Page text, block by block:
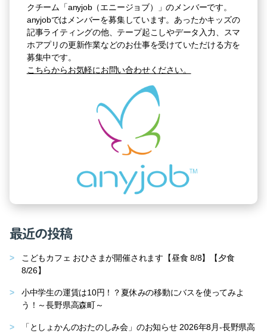
クチーム「anyjob（エニージョブ）」のメンバーです。
anyjobではメンバーを募集しています。あったかキッズの
記事ライティングの他、テープ起こしやデータ入力、スマ
ホアプリの更新作業などのお仕事を受けていただける方を
募集中です。
こちらからお気軽にお問い合わせください。
最近の投稿
こどもカフェ おひさまが開催されます【昼食 8/8】【夕食
8/26】
小中学生の運賃は10円！？夏休みの移動にバスを使ってみよ
う！～長野県高森町～
「としょかんのおたのしみ会」のお知らせ 2026年8月-長野県高